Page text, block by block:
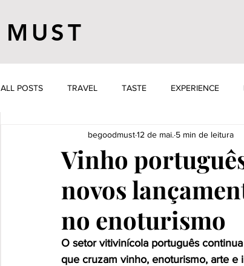
MUST
ALL POSTS TRAVEL TASTE EXPERIENCE
Vinho
novos
no enoturismo
begoodmust12 de mai. 5 min de leitura
O setor vitivinícola português
que cruzam vinho, enoturismo, arte e